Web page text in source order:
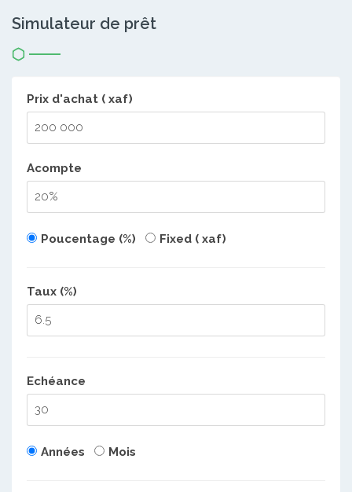
Simulateur de prêt
Prix d'achat ( xaf)
Acompte
Poucentage (%) Fixed ( xaf)
Taux (%)
Echéance
Années Mois